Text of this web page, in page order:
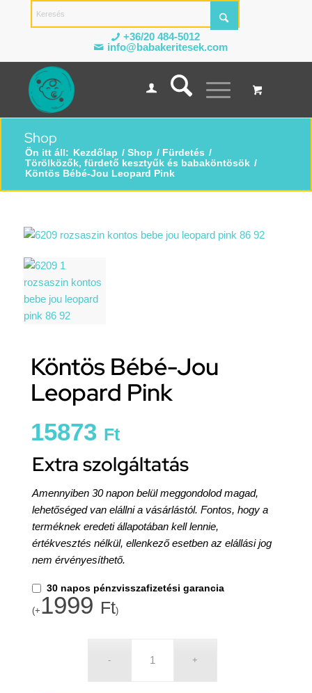
+36/20 484-5012
info@babakeritesek.com
Shop
Ön itt áll: Kezdőlap / Shop / Fürdetés /
Törölközők, fürdető kesztyűk és babaköntösök /
Köntös Bébé-Jou Leopard Pink
Köntös Bébé-Jou
Leopard Pink
15873 Ft
Extra szolgáltatás
Amennyiben 30 napon belül meggondolod magad,
lehetőséged van elállni a vásárlástól. Fontos, hogy a
terméknek eredeti állapotában kell lennie,
értékvesztés nélkül, ellenkező esetben az elállási jog
nem érvényesíthető.
30 napos pénzvisszafizetési garancia
(+ 1999 Ft)